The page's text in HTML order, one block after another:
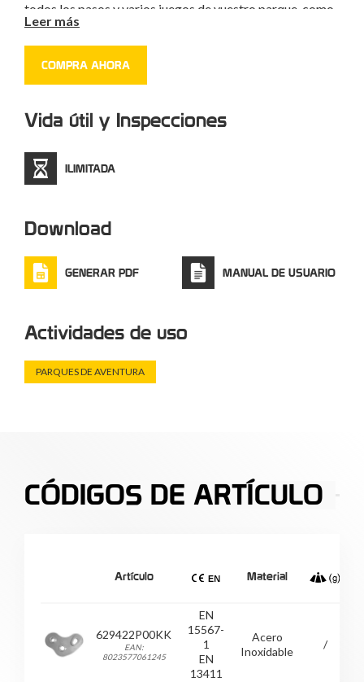
todos los pasos y varios juegos de vuestro parque, como
el salto para lianas con el nuevo ZAZA 2 Connect. El
sistema Coudou Pro os permitirá ahorrar en costos de
personal de vigilancia, asegurando una mejor seguridad
para vuestros clientes.
Leer más
COMPRA AHORA
Vida útil y Inspecciones
ILIMITADA
Download
GENERAR PDF MANUAL DE USUARIO
Actividades de uso
PARQUES DE AVENTURA
CÓDIGOS DE ARTÍCULO
Artículo Material
629422P00KK
EAN:
8023577061245
EN
15567-
1
EN
13411
Acero
Inoxidable
/